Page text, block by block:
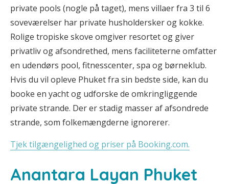
private pools (nogle på taget), mens villaer fra 3 til 6
soveværelser har private husholdersker og kokke.
Rolige tropiske skove omgiver resortet og giver
privatliv og afsondrethed, mens faciliteterne omfatter
en udendørs pool, fitnesscenter, spa og børneklub.
Hvis du vil opleve Phuket fra sin bedste side, kan du
booke en yacht og udforske de omkringliggende
private strande. Der er stadig masser af afsondrede
strande, som folkemængderne ignorerer.
Tjek tilgængelighed og priser på Booking.com.
Anantara Layan Phuket